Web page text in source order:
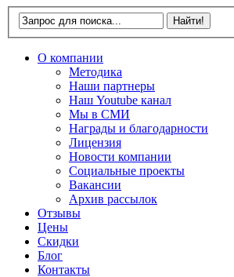
О компании
Методика
Наши партнеры
Наш Youtube канал
Мы в СМИ
Награды и благодарности
Лицензия
Новости компании
Социальные проекты
Вакансии
Архив рассылок
Отзывы
Цены
Скидки
Блог
Контакты